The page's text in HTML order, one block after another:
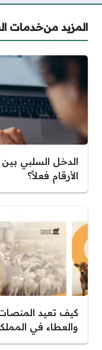
المزيد منخدمات
الدخل السلبي بين
الأرقام فعلاً؟
كيف تعيد
والعطاء في